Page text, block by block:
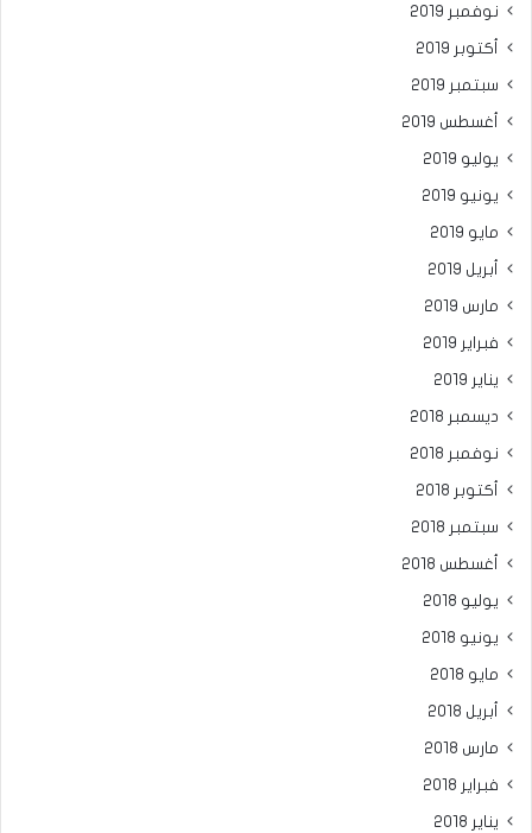
نوفمبر 2019
أكتوبر 2019
سبتمبر 2019
أغسطس 2019
يوليو 2019
يونيو 2019
مايو 2019
أبريل 2019
مارس 2019
فبراير 2019
يناير 2019
ديسمبر 2018
نوفمبر 2018
أكتوبر 2018
سبتمبر 2018
أغسطس 2018
يوليو 2018
يونيو 2018
مايو 2018
أبريل 2018
مارس 2018
فبراير 2018
يناير 2018